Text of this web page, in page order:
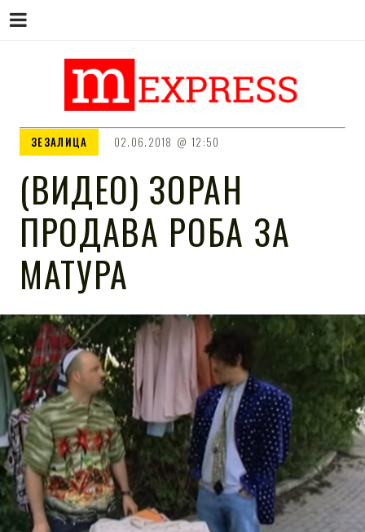
M EXPRESS
ЗЕЗАЛИЦА 02.06.2018 12:50
(ВИДЕО) ЗОРАН
ПРОДАВА РОБА ЗА
МАТУРА